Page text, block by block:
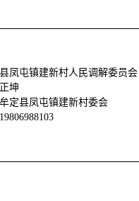
凤屯镇建新村人民调解委员会
坤
定县凤屯镇建新村委会